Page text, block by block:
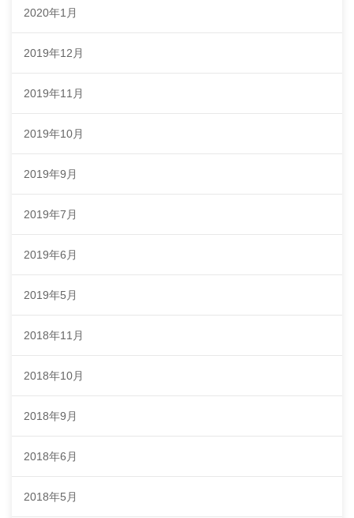
2020年1月
2019年12月
2019年11月
2019年10月
2019年9月
2019年7月
2019年6月
2019年5月
2018年11月
2018年10月
2018年9月
2018年6月
2018年5月